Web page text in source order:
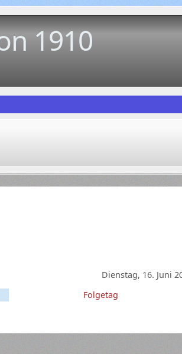
1910
Dienstag, 16. Juni
Folgetag